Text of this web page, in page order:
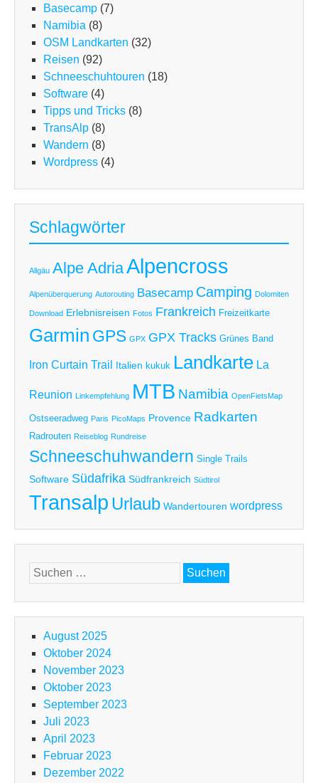
Basecamp (7)
Namibia (8)
OSM Landkarten (32)
Reisen (92)
Schneeschuhtouren (18)
Software (4)
Tipps und Tricks (8)
TransAlp (8)
Wandern (8)
Wordpress (4)
Schlagwörter
Allgäu Alpe AdriaAlpencross
Alpenüberquerung Autorouting Basecamp Camping Dolomiten
Download Erlebnisreisen Fotos Frankreich Freizeitkarte
Garmin GPS GPX GPX Tracks Grünes Band
Iron Curtain Trail Italien kukuk Landkarte La
Reunion Linkempfehlung MTB Namibia OpenFietsMap
Ostseeradweg Paris PicoMaps Provence Radkarten
Radrouten Reiseblog Rundreise
Schneeschuhwandern Single Trails
Software Südafrika Südfrankreich Südtirol
Transalp Urlaub Wandertouren wordpress
Suchen
nach:
August 2025
Oktober 2024
November 2023
Oktober 2023
September 2023
Juli 2023
April 2023
Februar 2023
Dezember 2022